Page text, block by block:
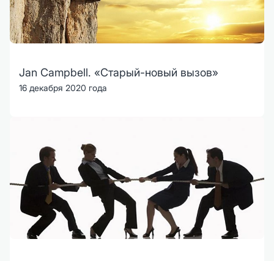
Jan Campbell. «Старый-новый вызов»
16 декабря 2020 года